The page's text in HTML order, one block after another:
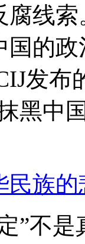
腐线
国的
发布
黑中
民族的
”不